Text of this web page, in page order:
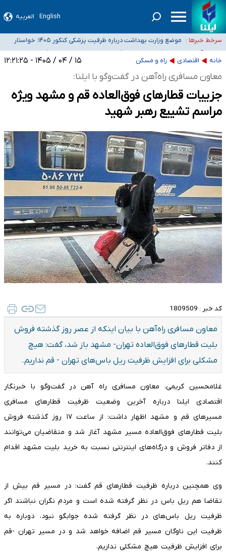
English العربیه
سرخط خبرها :
۴۰ تا ۵۰ روز گرمای نسبی در پیش داریم/ دمای تهران به ۳۸ درجه می‌رسد
موضع وزارت بهداشت درباره ظرفیت پزشکی کنکور ۱۴۰۵: خواستار
اصلاح ظرفیت‌ها هستیم، اما هنوز پاسخ مشخصی نگرفته‌ایم
تعویق آزمون ورودی دکترای تخصصی فرماندهی صحنه عملیات و
دکترای تخصصی جغرافیای نظامی دافوس آجا
خبرنگاران راویان حقیقت با دغدغه نان، مسکن و بیمه
آخرین وضعیت شیوع عفونت‌های تنفسی در کشور/ خوزستان و کرمان بالاتر از
خانه اقتصادی راه و مسکن ۱۵ / ۰۴ / ۱۴۰۵ - ۱۲:۲۱:۲۵
معاون مسافری راه‌آهن در گفت‌وگو با ایلنا:
جزییات قطارهای فوق‌العاده قم و مشهد ویژه
مراسم تشییع رهبر شهید
کد خبر : 1809509
معاون مسافری راه‌آهن با بیان اینکه از عصر روز گذشته فروش
بلیت قطارهای فوق‌العاده تهران- مشهد باز شد، گفت: هیچ
مشکلی برای افزایش ظرفیت ریل باس‌های تهران - قم نداریم.
غلامحسین کریمی، معاون مسافری راه آهن در گفت‌وگو با خبرنگار
اقتصادی ایلنا درباره آخرین وضعیت ظرفیت قطارهای مسافری
مسیرهای قم و مشهد اظهار داشت: از ساعت ١٧ روز گذشته فروش
بلیت قطارهای فوق‌العاده مسیر مشهد آغاز شد و متقاضیان می‌توانند
از دفاتر فروش و درگاه‌های اینترنتی نسبت به خرید بلیت مشهد اقدام
کنند.
وی همچنین درباره ظرفیت قطارهای قم گفت: در مسیر قم بیش از
تقاضا هم ریل باس در نظر گرفته شده است و مردم نگران نباشند اگر
ظرفیت ریل باس‌های در نظر گرفته شده جوابگو نبود، دوباره به
ظرفیت این ناوگان مسیر قم اضافه خواهد شد و در مسیر تهران -قم
برای افزایش ظرفیت هیچ مشکلی نداریم.